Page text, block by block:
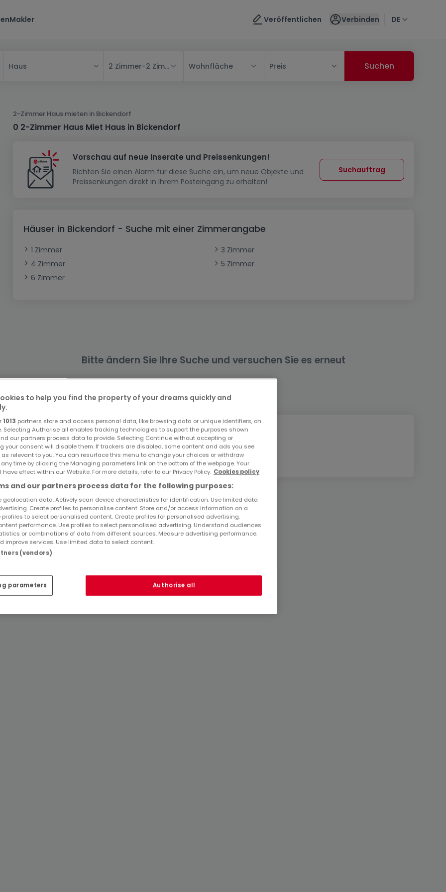
Makler Veröffentlichen Verbinden DE
Haus
Haus
Reihenhaus
Doppelhaushälfte
Schloss
Hof
Bauernhaus
Landhaus
Wohnung
Schlafzimmer
1-Zimmer-Apartment
Dreigeschossige Wohnung
Loft
Dachgeschoss
Erdgeschoss
Wohnanlage
Wohnsiedlung
Haus bauen
Musterhaus
Renditeobjekt
Kein Bauland
Gewerbliches Grundstück
Garage - Parkplatz
Carport
Garage
Büro
Büro
Gewerbe
Ladenfläche
Geschäft
2 Zimmer- 2 Zimmer Wohnfläche Preis
2-Zimmer Haus mieten in Bickendorf
0 2-Zimmer Haus Miet Haus in Bickendorf
Vorschau auf neue Inserate und Preissenkungen!
Richten Sie einen Alarm für diese Suche ein, um neue Objekte und
Preissenkungen direkt in Ihrem Posteingang zu erhalten!
Suchauftrag
Häuser in Bickendorf - Suche mit einer Zimmerangabe
1 Zimmer
3 Zimmer
4 Zimmer
5 Zimmer
6 Zimmer
Bitte ändern Sie Ihre Suche und versuchen Sie es erneut
Top Suchaufträge
Immobilienanbieter in Bickendorf
to help you find the property of your dreams quickly and
1013 partners store and access personal data, like browsing data or unique identifiers, on
Selecting Authorise all enables tracking technologies to support the purposes shown
our partners process data to provide. Selecting Continue without accepting or
your consent will disable them. If trackers are disabled, some content and ads you see
as relevant to you. You can resurface this menu to change your choices or withdraw
time by clicking the Managing parameters link on the bottom of the webpage. Your
have effect within our Website. For more details, refer to our Privacy Policy. Cookies policy
and our partners process data for the following purposes:
geolocation data. Actively scan device characteristics for identification. Use limited data
Create profiles to personalise content. Store and/or access information on a
profiles to select personalised content. Create profiles for personalised advertising.
performance. Use profiles to select personalised advertising. Understand audiences
or combinations of data from different sources. Measure advertising performance.
improve services. Use limited data to select content.
(vendors)
parameters Authorise all